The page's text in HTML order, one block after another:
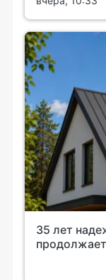
35 лет